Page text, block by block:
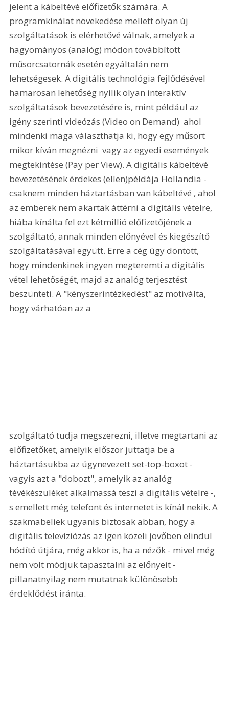
jelent a kábeltévé előfizetők számára. A
programkínálat növekedése mellett olyan új
szolgáltatások is elérhetővé válnak, amelyek a
hagyományos (analóg) módon továbbított
műsorcsatornák esetén egyáltalán nem
lehetségesek. A digitális technológia fejlődésével
hamarosan lehetőség nyílik olyan interaktív
szolgáltatások bevezetésére is, mint például az
igény szerinti videózás (Video on Demand)  ahol
mindenki maga választhatja ki, hogy egy műsort
mikor kíván megnézni  vagy az egyedi események
megtekintése (Pay per View). A digitális kábeltévé
bevezetésének érdekes (ellen)példája Hollandia -
csaknem minden háztartásban van kábeltévé , ahol
az emberek nem akartak áttérni a digitális vételre,
hiába kínálta fel ezt kétmillió előfizetőjének a
szolgáltató, annak minden előnyével és kiegészítő
szolgáltatásával együtt. Erre a cég úgy döntött,
hogy mindenkinek ingyen megteremti a digitális
vétel lehetőségét, majd az analóg terjesztést
beszünteti. A "kényszerintézkedést" az motiválta,
hogy várhatóan az a
szolgáltató tudja megszerezni, illetve megtartani az
előfizetőket, amelyik először juttatja be a
háztartásukba az úgynevezett set-top-boxot -
vagyis azt a "dobozt", amelyik az analóg
tévékészüléket alkalmassá teszi a digitális vételre -,
s emellett még telefont és internetet is kínál nekik. A
szakmabeliek ugyanis biztosak abban, hogy a
digitális televíziózás az igen közeli jövőben elindul
hódító útjára, még akkor is, ha a nézők - mivel még
nem volt módjuk tapasztalni az előnyeit -
pillanatnyilag nem mutatnak különösebb
érdeklődést iránta.